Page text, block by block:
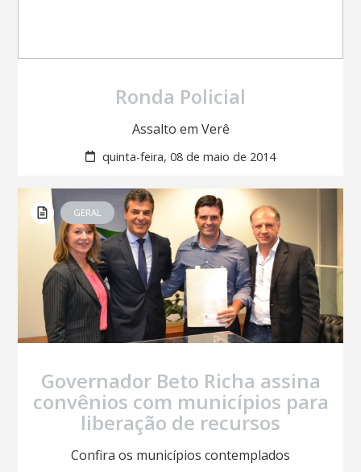
Ronda Policial
Assalto em Verê
quinta-feira, 08 de maio de 2014
GERAL
Governador Beto Richa assina
convênios com municípios para
liberação de recursos
Confira os municípios contemplados